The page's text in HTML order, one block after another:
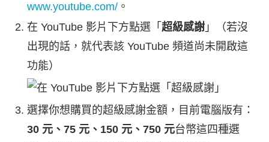
www.youtube.com/ 。
在 YouTube 影片下方點選「 超級感謝 」（若沒
出現的話，就代表該 YouTube 頻道尚未開啟這
功能）
選擇你想購買的超級感謝金額，目前電腦版有：
30 元、75 元、150 元、750 元台幣這四種選